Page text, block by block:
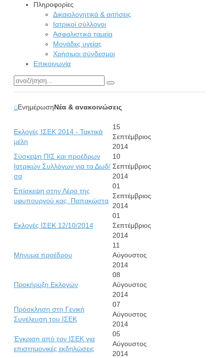
Πληροφορίες
Δικαιολογητικά & αιτήσεις
Ιατρικοί σύλλογοι
Ασφαλιστικά ταμεία
Μονάδες υγείας
Χρήσιμοι σύνδεσμοι
Επικοινωνία
⌂ΕνημέρωσηΝέα & ανακοινώσεις
Εκλογές ΙΣΕΚ 2014 - Τακτικά
μέλη
15
Σεπτέμβριος
2014
Σύσκεψη ΠΙΣ και προέδρων
Ιατρικών Συλλόγων για τα Δωδ/
σα
10
Σεπτέμβριος
2014
Επίσκεψη στην Λέρο της
υφυπουργού κας. Παπακώστα
01
Σεπτέμβριος
2014
Εκλογές ΙΣΕΚ 12/10/2014
01
Σεπτέμβριος
2014
Μήνυμα προέδρου
11
Αύγουστος
2014
Προκήρυξη Εκλογών
08
Αύγουστος
2014
Πρόσκληση στη Γενική
Συνέλευση του ΙΣΕΚ
07
Αύγουστος
2014
Έγκριση από τον ΙΣΕΚ για
επιστημονικές εκδηλώσεις
05
Αύγουστος
2014